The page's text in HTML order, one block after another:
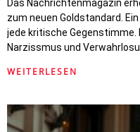
Das Nachrichtenmagazin
zum neuen Goldstandard.
jede kritische
Narzissmus und
WEITERLESEN